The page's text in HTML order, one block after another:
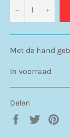
− +
Met de hand
In voorraad
Delen
Delen